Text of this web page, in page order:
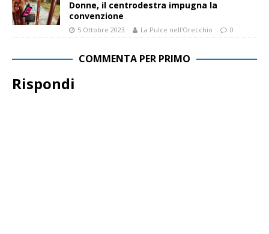
Donne, il centrodestra impugna la
convenzione
5 Ottobre 2023 La Pulce nell'Orecchio 0
COMMENTA PER PRIMO
Rispondi